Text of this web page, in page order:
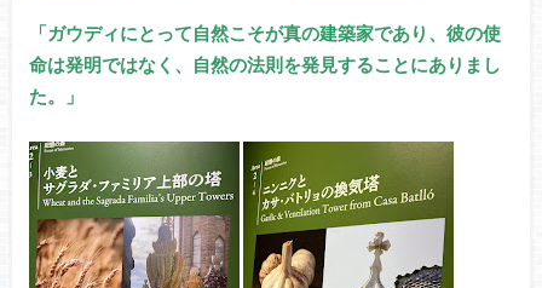
「ガウディにとって自然こそが真の建築家であり、彼の使
命は発明ではなく、自然の法則を発見することにありまし
た。」